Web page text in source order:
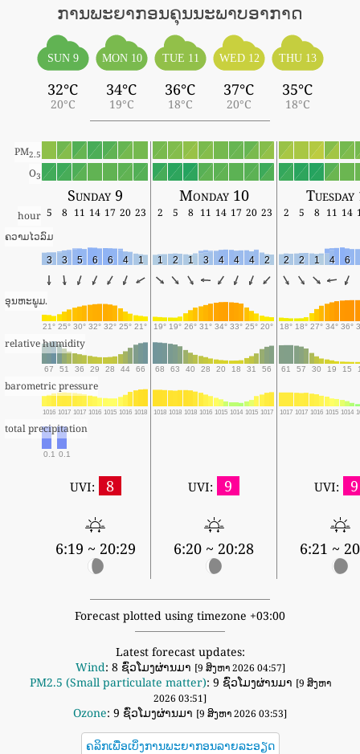
ການພະຍາກອນຄຸນນະພາບອາກາດ
SUN 9
32°C
20°C
MON 10
34°C
19°C
TUE 11
36°C
18°C
WED 12
37°C
20°C
THU 13
35°C
18°C
PM2.5
O3
Sunday 9 Monday 10 Tuesday
hour 5 8 11 14 17 20 23 2 5 8 11 14 17 20 23 2 5 8 11 14
ຄວາມໄວລົມ
3 3 5 6 6 4 1 1 2 1 3 4 4 4 2 2 2 1 4 6
ອຸນຫະພູມ.
21° 25° 30° 32° 32° 25° 21° 19° 19° 26° 31° 34° 33° 25° 20° 18° 18° 27° 34° 36°
relative humidity
67 51 36 29 28 44 66 68 63 40 28 20 18 31 56 61 57 30 19 15
barometric pressure
1016 1017 1017 1016 1015 1016 1018 1018 1018 1018 1016 1015 1014 1015 1017 1017 1017 1016 1015 1014
total precipitation
0.1 0.1
UVI: 8
6:19 ~ 20:29
UVI: 9
6:20 ~ 20:28
UVI: 9
6:21 ~
Forecast plotted using timezone +03:00
Latest forecast updates:
Wind: 8 ຊົ່ວໂມງຜ່ານມາ [9 ສິງຫາ 2026 04:57]
PM2.5 (Small particulate matter): 9 ຊົ່ວໂມງຜ່ານມາ [9 ສິງຫາ
2026 03:51]
Ozone: 9 ຊົ່ວໂມງຜ່ານມາ [9 ສິງຫາ 2026 03:53]
ຄລິກເພື່ອເບິ່ງການພະຍາກອນລາຍລະອຽດ